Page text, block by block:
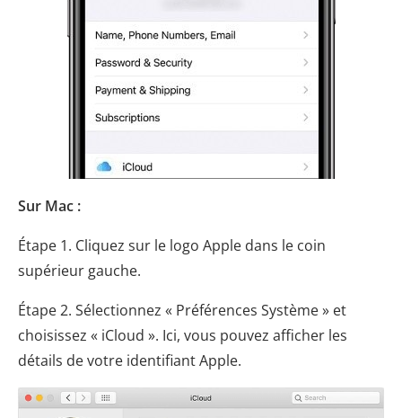
Sur Mac :
Étape 1. Cliquez sur le logo Apple dans le coin
supérieur gauche.
Étape 2. Sélectionnez « Préférences Système » et
choisissez « iCloud ». Ici, vous pouvez afficher les
détails de votre identifiant Apple.